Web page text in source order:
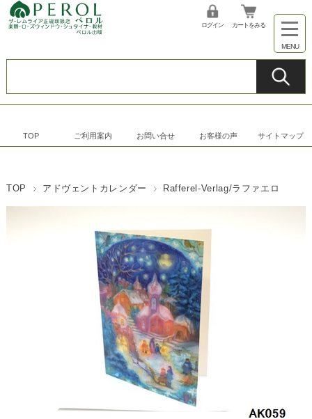
ログイン カートをみる
TOP ご利用案内 お問い合せ お客様の声 サイトマップ
TOP アドヴェントカレンダー Rafferel-Verlag/ラファエロ